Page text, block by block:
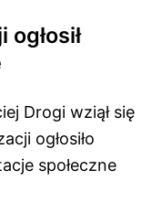
Drogi wziął się
ogłosiło
społeczne